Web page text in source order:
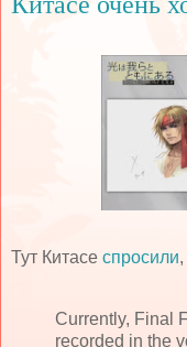
Тут Китасе спросили
Currently, Final
recorded in the